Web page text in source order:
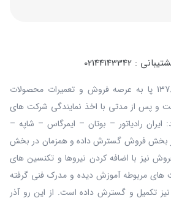
: 02144143342
مجموعه آذر صبا در سال 1378 پا به عرصه فروش و تعمیرات محصولات
و پس از مدتی با اخذ نمایندگی شرکت های
ایران رادیاتور – بوتان – ایمرگاس – شاپه –
در بخش فروش گسترش داده و همزمان در بخش
نیز با اضافه کردن نیروها و تکنسین های
های مربوطه آموزش دیده و مدرک فنی گرفته
تکمیل و گسترش داده است. از این رو آذر